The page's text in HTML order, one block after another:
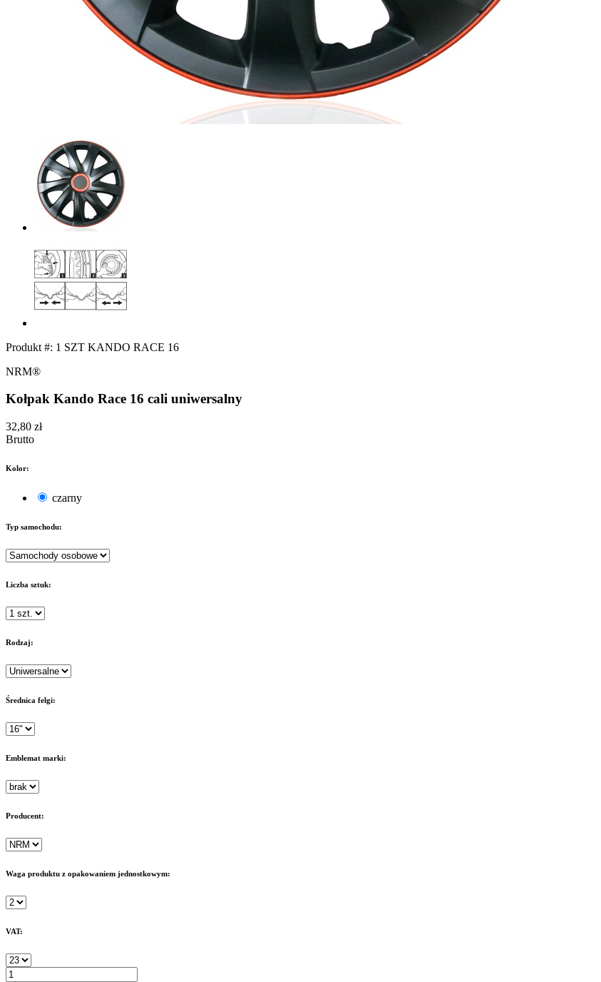
Produkt #: 1 SZT KANDO RACE 16
NRM®
Kołpak Kando Race 16 cali uniwersalny
32,80 zł
Brutto
Kolor:
czarny
Typ samochodu:
Liczba sztuk:
Rodzaj:
Średnica felgi:
Emblemat marki:
Producent:
Waga produktu z opakowaniem jednostkowym:
VAT: